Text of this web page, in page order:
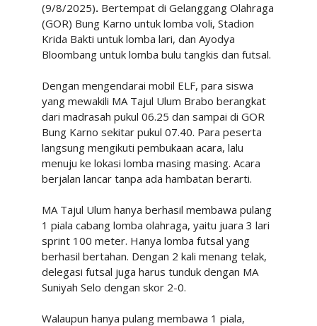
(9/8/2025).Bertempat di Gelanggang Olahraga
(GOR) Bung Karno untuk lomba voli, Stadion
Krida Bakti untuk lomba lari, dan Ayodya
Bloombang untuk lomba bulu tangkis dan futsal.
Dengan mengendarai mobil ELF, para siswa
yang mewakili MA Tajul Ulum Brabo berangkat
dari madrasah pukul 06.25 dan sampai di GOR
Bung Karno sekitar pukul 07.40. Para peserta
langsung mengikuti pembukaan acara, lalu
menuju ke lokasi lomba masing masing. Acara
berjalan lancar tanpa ada hambatan berarti.
MA Tajul Ulum hanya berhasil membawa pulang
1 piala cabang lomba olahraga, yaitu juara 3 lari
sprint 100 meter. Hanya lomba futsal yang
berhasil bertahan. Dengan 2 kali menang telak,
delegasi futsal juga harus tunduk dengan MA
Suniyah Selo dengan skor 2-0.
Walaupun hanya pulang membawa 1 piala,